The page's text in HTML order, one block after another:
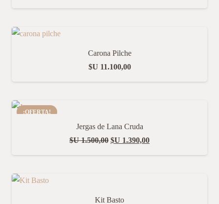
Carona Pilche
$U 11.100,00
¡OFERTA!
Jergas de Lana Cruda
$U1.500,00 El
precio
$U 1.390,00El
precio
Kit Basto